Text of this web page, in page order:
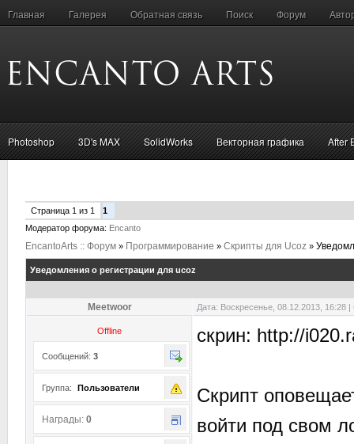
Главная Галерея Обратная связь Поиск Форум
Photoshop 3D's MAX SolidWorks Векторная графика After
Страница 1 из 1
1
Модератор форума: Encanto
EncantoArts :: Форум » Программирование » Скрипты для Ucoz »
Уведомления о регистрации для ucoz
Meetwoor Дата: Воскресенье, 08.12.2013, 16:28
Offline
Сообщений: 3
Группа: Пользователи
Награды: 0
скрин: http://
Скрипт
войти под свом